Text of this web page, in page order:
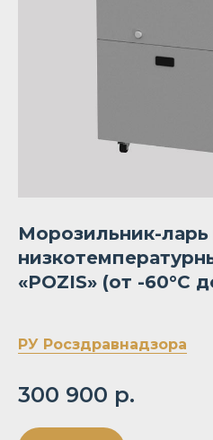
Морозильник-
«POZIS» (от -60°C
РУ Росздравнадзора
300 900 р.